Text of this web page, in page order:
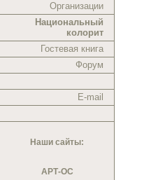
Организации
Национальный
колорит
Гостевая книга
Форум
E-mail
Наши сайты:
АРТ-ОС